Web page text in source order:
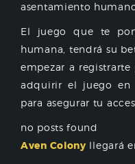
asentamiento
El juego que te
humana, tendrá su
empezar a
adquirir el juego en
para asegurar tu
no posts found
Aven Colony llegará